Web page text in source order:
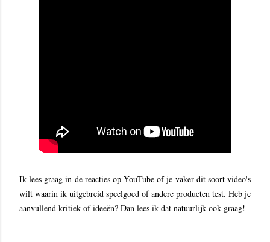
Ik lees graag in de reacties op YouTube of je vaker dit soort video's
wilt waarin ik uitgebreid speelgoed of andere producten test. Heb je
aanvullend kritiek of ideeën? Dan lees ik dat natuurlijk ook graag!